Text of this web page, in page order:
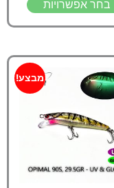
בחר אפשרויות
מבצע!